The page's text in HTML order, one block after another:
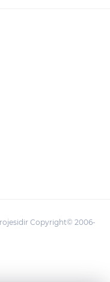
Copyright© 2006-